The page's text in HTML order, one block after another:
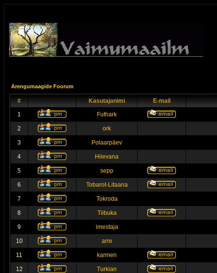
Arengumaagide Foorum
# Kasutajanimi
E-mail
1
Futhark
2 ork
3 Polaarpäev
4 Hiievana
5 sepp
6 Tobarot-Litaana
7 Tokroda
8 Tiibuka
9 imestaja
10 arre
11 karmen
12 Turkian